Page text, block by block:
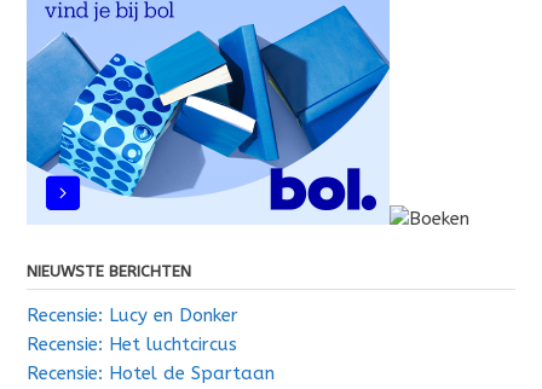
NIEUWSTE BERICHTEN
Recensie: Lucy en Donker
Recensie: Het luchtcircus
Recensie: Hotel de Spartaan